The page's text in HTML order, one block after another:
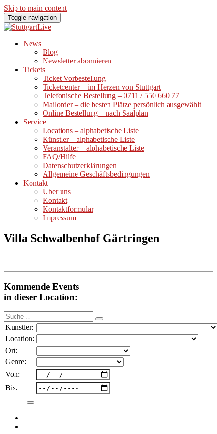
Skip to main content
Toggle navigation
News
Blog
Newsletter abonnieren
Tickets
Ticket Vorbestellung
Ticketcenter – im Herzen von Stuttgart
Telefonische Bestellung – 0711 / 550 660 77
Mailorder – die besten Plätze persönlich ausgewählt
Online Bestellung – nach Saalplan
Service
Locations – alphabetische Liste
Künstler – alphabetische Liste
Veranstalter – alphabetische Liste
FAQ/Hilfe
Datenschutzerklärungen
Allgemeine Geschäftsbedingungen
Kontakt
Über uns
Kontakt
Kontaktformular
Impressum
Villa Schwalbenhof Gärtringen
Kommende Events
in dieser Location:
Suche
nach:
Künstler:
Location:
Ort:
Genre:
Von:
Bis: